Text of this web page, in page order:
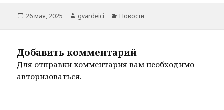
Опубликовано
26 мая, 2025 Автор
gvardeici Рубрики
Новости
Добавить комментарий
Для отправки комментария вам необходимо
авторизоваться.